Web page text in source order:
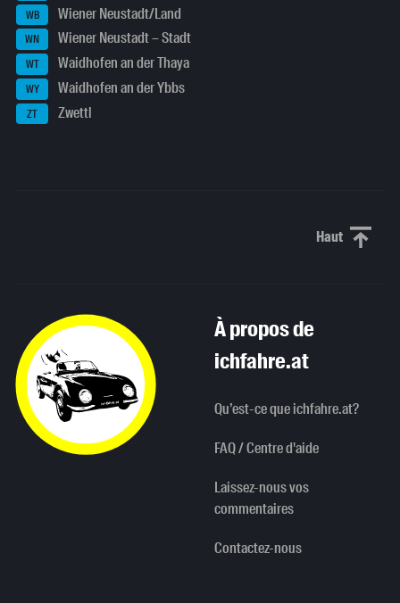
WB Wiener Neustadt/Land
WN Wiener Neustadt – Stadt
WT Waidhofen an der Thaya
WY Waidhofen an der Ybbs
ZT Zwettl
HautHaut de
À propos de
ichfahre.at
Qu’est-ce que ichfahre.at?
FAQ / Centre d'aide
Laissez-nous vos
commentaires
Contactez-nous